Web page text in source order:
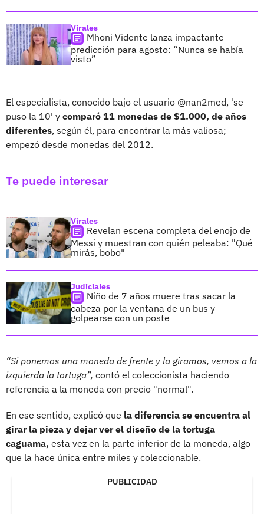
Virales
Mhoni Vidente lanza impactante
predicción para agosto: “Nunca se había
visto”
El especialista, conocido bajo el usuario @nan2med, 'se
puso la 10' y comparó 11 monedas de $1.000, de años
diferentes, según él, para encontrar la más valiosa;
empezó desde monedas del 2012.
Te puede interesar
Virales
Revelan escena completa del enojo de
Messi y muestran con quién peleaba: "Qué
mirás, bobo"
Judiciales
Niño de 7 años muere tras sacar la
cabeza por la ventana de un bus y
golpearse con un poste
“Si ponemos una moneda de frente y la giramos, vemos a la
izquierda la tortuga”, contó el coleccionista haciendo
referencia a la moneda con precio "normal".
En ese sentido, explicó que la diferencia se encuentra al
girar la pieza y dejar ver el diseño de la tortuga
caguama, esta vez en la parte inferior de la moneda, algo
que la hace única entre miles y coleccionable.
PUBLICIDAD